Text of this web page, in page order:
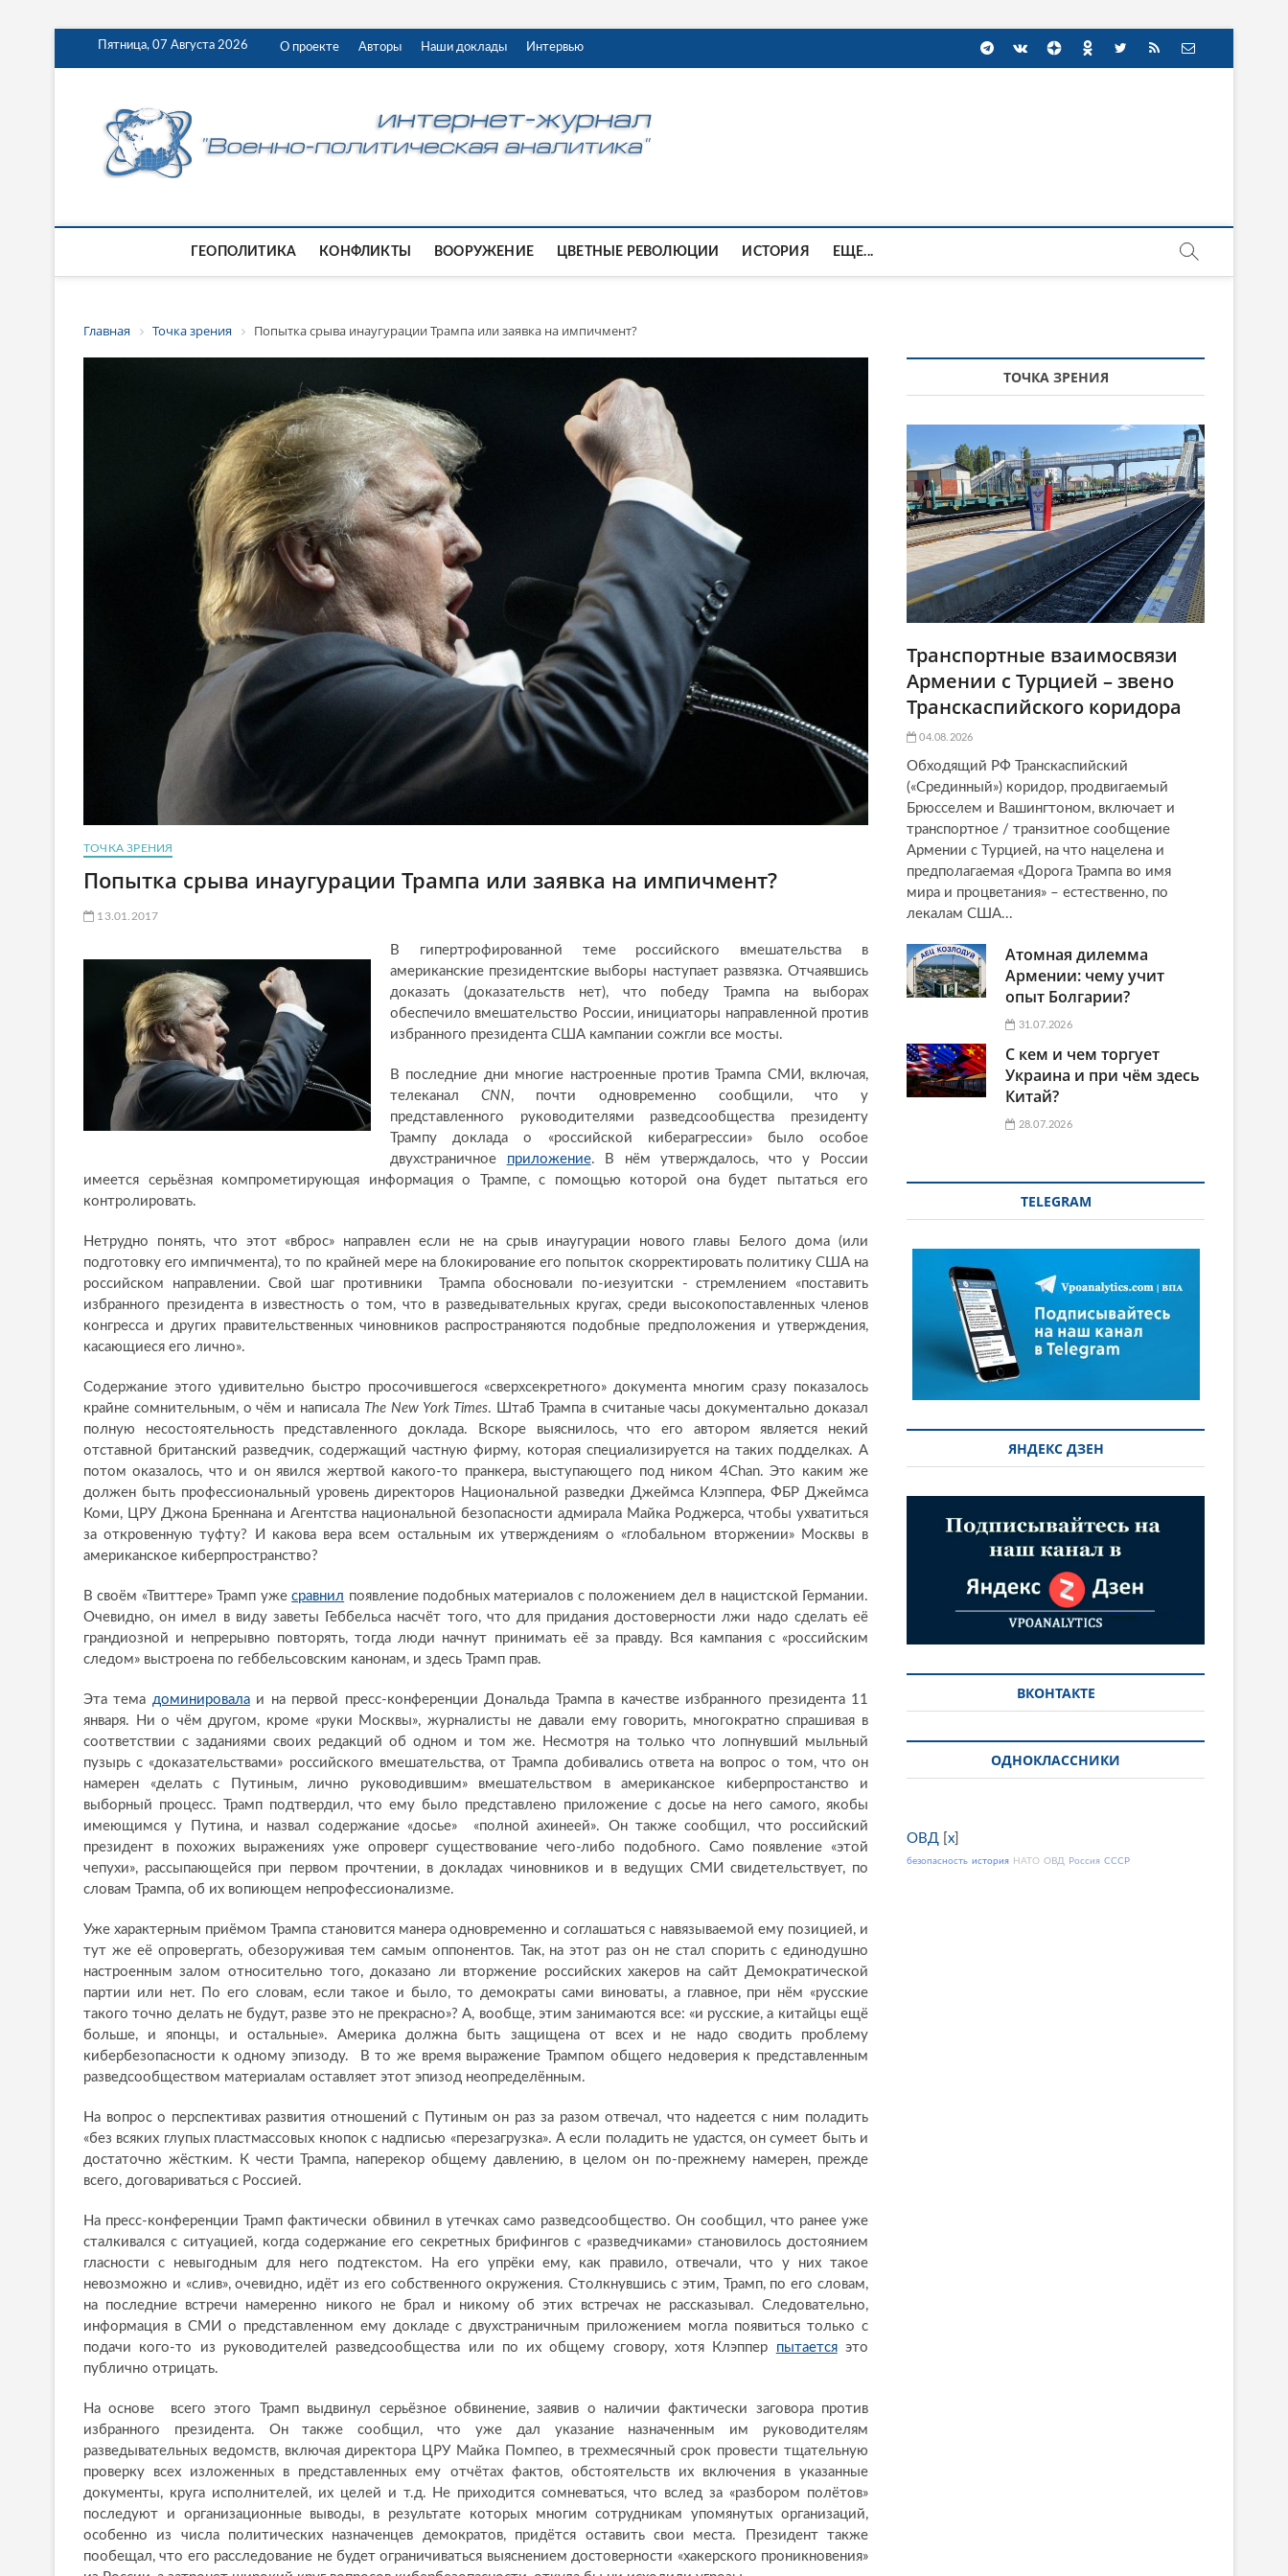
Пятница, 07 Августа 2026 О проекте Авторы Наши доклады Интервью
ГЕОПОЛИТИКА КОНФЛИКТЫ ВООРУЖЕНИЕ ЦВЕТНЫЕ РЕВОЛЮЦИИ ИСТОРИЯ ЕЩЕ...
Главная Точка зрения Попытка срыва инаугурации Трампа или заявка на импичмент?
ТОЧКА ЗРЕНИЯ
Попытка срыва инаугурации Трампа или заявка на импичмент?
13.01.2017
В гипертрофированной теме российского вмешательства в
американские президентские выборы наступает развязка. Отчаявшись
доказать (доказательств нет), что победу Трампа на выборах
обеспечило вмешательство России, инициаторы направленной против
избранного президента США кампании сожгли все мосты.
В последние дни многие настроенные против Трампа СМИ, включая,
телеканалCNN, почти одновременно сообщили, что у
представленного руководителями разведсообщества президенту
Трампу доклада о «российской киберагрессии» было особое
двухстраничное приложение. В нём утверждалось, что у России
имеется серьёзная компрометирующая информация о Трампе, с помощью которой она будет пытаться его
контролировать.
Нетрудно понять, что этот «вброс» направлен если не на срыв инаугурации нового главы Белого дома (или
подготовку его импичмента), то по крайней мере на блокирование его попыток скорректировать политику США на
российском направлении. Свой шаг противники Трампа обосновали по-иезуитски - стремлением «поставить
избранного президента в известность о том, что в разведывательных кругах, среди высокопоставленных членов
конгресса и других правительственных чиновников распространяются подобные предположения и утверждения,
касающиеся его лично».
Содержание этого удивительно быстро просочившегося «сверхсекретного» документа многим сразу показалось
крайне сомнительным, о чём и написала The New York Times. Штаб Трампа в считаные часы документально доказал
полную несостоятельность представленного доклада. Вскоре выяснилось, что его автором является некий
отставной британский разведчик, содержащий частную фирму, которая специализируется на таких подделках. А
потом оказалось, что и он явился жертвой какого-то пранкера, выступающего под ником 4Chan. Это каким же
должен быть профессиональный уровень директоров Национальной разведки Джеймса Клэппера, ФБР Джеймса
Коми, ЦРУ Джона Бреннана и Агентства национальной безопасности адмирала Майка Роджерса, чтобы ухватиться
за откровенную туфту? И какова вера всем остальным их утверждениям о «глобальном вторжении» Москвы в
американское киберпространство?
В своём «Твиттере» Трамп ужесравнил появление подобных материалов с положением дел в нацистской Германии.
Очевидно, он имел в виду заветы Геббельса насчёт того, что для придания достоверности лжи надо сделать её
грандиозной и непрерывно повторять, тогда люди начнут принимать её за правду. Вся кампания с «российским
следом» выстроена по геббельсовским канонам, и здесь Трамп прав.
Эта тема доминировалаи на первой пресс-конференции Дональда Трампа в качестве избранного президента 11
января. Ни о чём другом, кроме «руки Москвы», журналисты не давали ему говорить, многократно спрашивая в
соответствии с заданиями своих редакций об одном и том же. Несмотря на только что лопнувший мыльный
пузырь с «доказательствами» российского вмешательства, от Трампа добивались ответа на вопрос о том, что он
намерен «делать с Путиным, лично руководившим» вмешательством в американское киберпростанство и
выборный процесс. Трамп подтвердил, что ему было представлено приложение с досье на него самого, якобы
имеющимся у Путина, и назвал содержание «досье» «полной ахинеей». Он также сообщил, что российский
президент в похожих выражениях уже опроверг существование чего-либо подобного. Само появление «этой
чепухи», рассыпающейся при первом прочтении, в докладах чиновников и в ведущих СМИ свидетельствует, по
словам Трампа, об их вопиющем непрофессионализме.
Уже характерным приёмом Трампа становится манера одновременно и соглашаться с навязываемой ему позицией, и
тут же её опровергать, обезоруживая тем самым оппонентов. Так, на этот раз он не стал спорить с единодушно
настроенным залом относительно того, доказано ли вторжение российских хакеров на сайт Демократической
партии или нет. По его словам, если такое и было, то демократы сами виноваты, а главное, при нём «русские
такого точно делать не будут, разве это не прекрасно»? А, вообще, этим занимаются все: «и русские, а китайцы ещё
больше, и японцы, и остальные». Америка должна быть защищена от всех и не надо сводить проблему
кибербезопасности к одному эпизоду. В то же время выражение Трампом общего недоверия к представленным
разведсообществом материалам оставляет этот эпизод неопределённым.
На вопрос о перспективах развития отношений с Путиным он раз за разом отвечал, что надеется с ним поладить
«без всяких глупых пластмассовых кнопок с надписью «перезагрузка». А если поладить не удастся, он сумеет быть и
достаточно жёстким. К чести Трампа, наперекор общему давлению, в целом он по-прежнему намерен, прежде
всего, договариваться с Россией.
На пресс-конференции Трамп фактически обвинил в утечках само разведсообщество. Он сообщил, что ранее уже
сталкивался с ситуацией, когда содержание его секретных брифингов с «разведчиками» становилось достоянием
гласности с невыгодным для него подтекстом. На его упрёки ему, как правило, отвечали, что у них такое
невозможно и «слив», очевидно, идёт из его собственного окружения. Столкнувшись с этим, Трамп, по его словам,
на последние встречи намеренно никого не брал и никому об этих встречах не рассказывал. Следовательно,
информация в СМИ о представленном ему докладе с двухстраничным приложением могла появиться только с
подачи кого-то из руководителей разведсообщества или по их общему сговору, хотя Клэппер пытаетсяэто
публично отрицать.
На основе всего этого Трамп выдвинул серьёзное обвинение, заявив о наличии фактически заговора против
избранного президента. Он также сообщил, что уже дал указание назначенным им руководителям
разведывательных ведомств, включая директора ЦРУ Майка Помпео, в трехмесячный срок провести тщательную
проверку всех изложенных в представленных ему отчётах фактов, обстоятельств их включения в указанные
документы, круга исполнителей, их целей и т.д. Не приходится сомневаться, что вслед за «разбором полётов»
последуют и организационные выводы, в результате которых многим сотрудникам упомянутых организаций,
особенно из числа политических назначенцев демократов, придётся оставить свои места. Президент также
пообещал, что его расследование не будет ограничиваться выяснением достоверности «хакерского проникновения»
ТОЧКА ЗРЕНИЯ
Транспортные взаимосвязи
Армении с Турцией – звено
Транскаспийского коридора
04.08.2026
Обходящий РФ Транскаспийский
(«Срединный») коридор, продвигаемый
Брюсселем и Вашингтоном, включает и
транспортное / транзитное сообщение
Армении с Турцией, на что нацелена и
предполагаемая «Дорога Трампа во имя
мира и процветания» – естественно, по
лекалам США...
Атомная дилемма
Армении: чему учит
опыт Болгарии?
31.07.2026
С кем и чем торгует
Украина и при чём здесь
Китай?
28.07.2026
TELEGRAM
ЯНДЕКС ДЗЕН
ВКОНТАКТЕ
ОДНОКЛАССНИКИ
ОВД x
безопасность история НАТО ОВД Россия СССР